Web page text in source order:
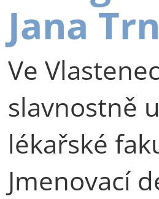
Jana
Ve
slavnostně
lékařské
Jmenovací